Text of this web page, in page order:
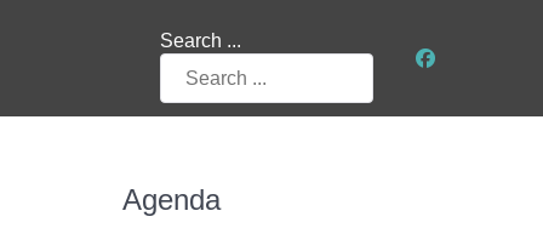
Search ...
Agenda